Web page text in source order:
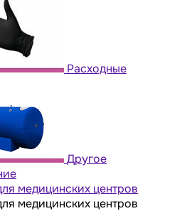
Расходные
Другое
медицинских центров
медицинских центров